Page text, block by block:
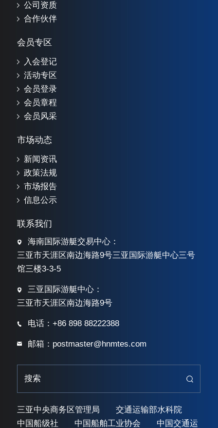
公司资质
合作伙伴
会员专区
入会登记
活动专区
会员登录
会员章程
会员风采
市场动态
新闻资讯
政策法规
市场报告
信息公示
联系我们
海南国际游艇交易中心：
三亚市天涯区南边海路9号三亚国际游艇中心三号
馆三楼3-3-5
三亚国际游艇中心：
三亚市天涯区南边海路9号
电话：+86 898 88222388
邮箱：postmaster@hnmtes.com
三亚中央商务区管理局
交通运输部水科院
中国船级社
中国船舶工业协会 中国交通运